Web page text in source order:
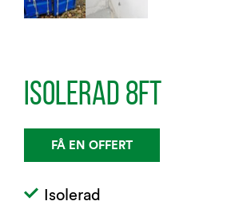
ISOLERAD 8FT
FÅ EN OFFERT
Isolerad